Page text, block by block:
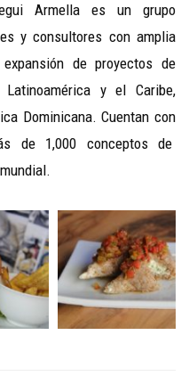
Armella es un grupo
y consultores con amplia
de proyectos de
y el Caribe,
Dominicana. Cuentan con
de 1,000 conceptos de